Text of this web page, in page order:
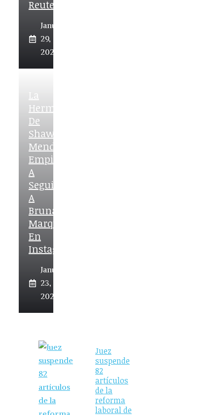
Reuters
January
29,
2026
La
Hermana
De
Shawn
Mendes
Empieza
A
Seguir
A
Bruna
Marquezine
En
Instagram
January
23,
2026
Juez
suspende
82
artículos
de la
reforma
laboral de